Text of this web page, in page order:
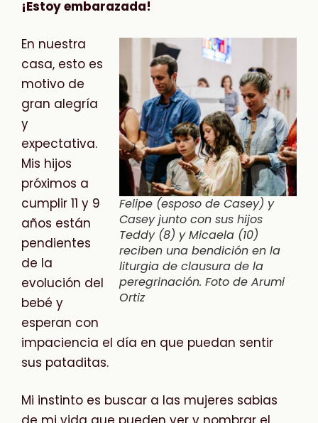
¡Estoy embarazada!
Felipe (esposo de Casey) y
Casey junto con sus hijos
Teddy (8) y Micaela (10)
reciben una bendición en la
liturgia de clausura de la
peregrinación. Foto de Arumi
Ortiz
En nuestra
casa, esto es
motivo de
gran alegría
y
expectativa.
Mis hijos
próximos a
cumplir 11 y 9
años están
pendientes
de la
evolución del
bebé y
esperan con
impaciencia el día en que puedan sentir
sus pataditas.
Mi instinto es buscar a las mujeres sabias